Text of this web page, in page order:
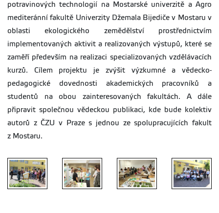
potravinových technologií na Mostarské univerzitě a Agro
mediteránní fakultě Univerzity Džemala Bijediče v Mostaru v
oblasti ekologického zemědělství prostřednictvím
implementovaných aktivit a realizovaných výstupů, které se
zaměří především na realizaci specializovaných vzdělávacích
kurzů. Cílem projektu je zvýšit výzkumné a vědecko-
pedagogické dovednosti akademických pracovníků a
studentů na obou zainteresovaných fakultách. A dále
připravit společnou vědeckou publikaci, kde bude kolektiv
autorů z ČZU v Praze s jednou ze spolupracujících fakult
z Mostaru.